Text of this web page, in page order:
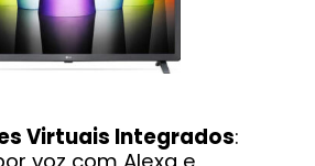
Virtuais Integrados: